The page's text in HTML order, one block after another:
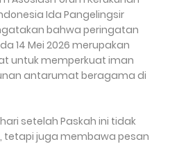
Ida Pangelingsir
bahwa peringatan
14 Mei 2026 merupakan
untuk memperkuat iman
antarumat beragama di
setelah Paskah ini tidak
tetapi juga membawa pesan